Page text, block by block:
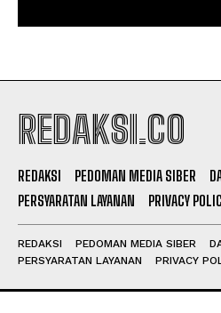
REDAKSI.CO
REDAKSI PEDOMAN MEDIA SIBER
PERSYARATAN LAYANAN
PRIVACY
REDAKSI PEDOMAN MEDIA SIBER
PERSYARATAN LAYANAN
PRIVACY